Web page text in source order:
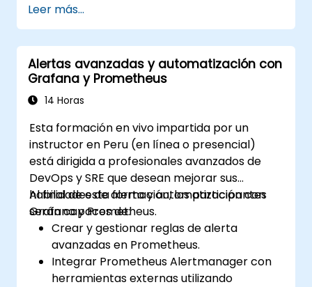
la salud y el rendimiento del clúster.
Implementar estrategias de alertas para
la resolución proactiva de problemas.
Aplicar buenas prácticas para escalar las
soluciones de monitoreo en entornos
Kubernetes.
Leer más...
Alertas avanzadas y automatización con
Grafana y Prometheus
14 Horas
Esta formación en vivo impartida por un
instructor en Peru (en línea o presencial)
está dirigida a profesionales avanzados de
DevOps y SRE que desean mejorar sus
habilidades de alerta y automatización con
Grafana y Prometheus.
Al final de esta formación, los participantes
serán capaces de:
Crear y gestionar reglas de alerta
avanzadas en Prometheus.
Integrar Prometheus Alertmanager con
herramientas externas utilizando